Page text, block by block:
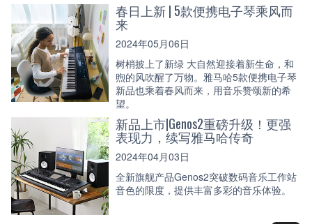
春日上新 | 5款便携电子琴乘风而
来
2024年05月06日
树梢披上了新绿 大自然迎接着新生命，和
煦的风吹醒了万物。雅马哈5款便携电子琴
新品也乘着春风而来，用音乐赞颂新的希
望。
新品上市|Genos2重磅升级！更强
表现力，续写雅马哈传奇
2024年04月03日
全新旗舰产品Genos2突破数码音乐工作站
音色的限度，提供丰富多彩的音乐体验。